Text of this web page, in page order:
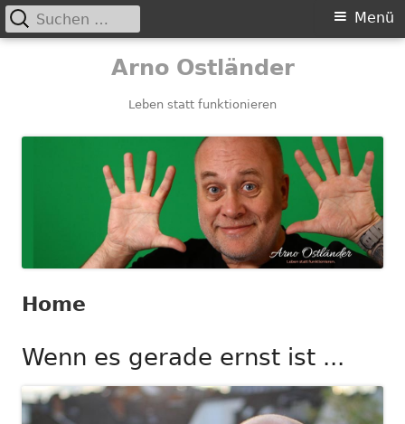
Arno Ostländer
Leben statt funktionieren
Primäres
Menü
Suchen
nach:
Home
Wenn es gerade ernst ist ...